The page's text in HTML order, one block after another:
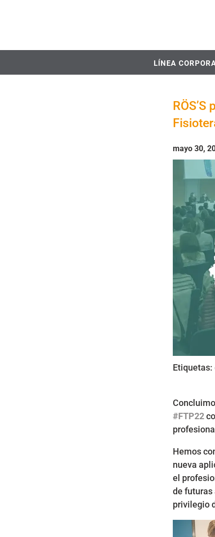
LÍNEA
mayo 30,
Etiquetas:
#FTP22
Hemos
nueva
el
de futuras
privilegio